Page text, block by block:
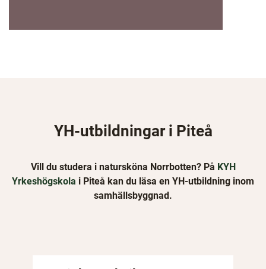
)
YH-utbildningar i Piteå
Vill du studera i natursköna Norrbotten? På KYH
Yrkeshögskola i Piteå kan du läsa en YH-utbildning inom
samhällsbyggnad.